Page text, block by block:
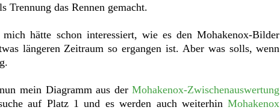
Trennung das Rennen gemacht.
mich hätte schon interessiert, wie es den Mohakenox-Bilder
längeren Zeitraum so ergangen ist. Aber was solls, wenn
mein Diagramm aus derMohakenox-Zwischenauswertung
auf Platz 1 und es werden auch weiterhinMohakenox